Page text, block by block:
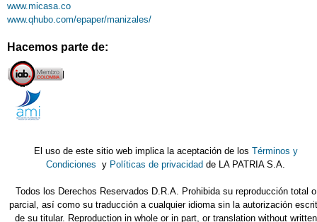
www.micasa.co
www.qhubo.com/epaper/manizales/
Hacemos parte de:
El uso de este sitio web implica la aceptación de los Términos y
Condiciones y Políticas de privacidad de LA PATRIA S.A.
Todos los Derechos Reservados D.R.A. Prohibida su reproducción total o
parcial, así como su traducción a cualquier idioma sin la autorización
de su titular. Reproduction in whole or in part, or translation without written